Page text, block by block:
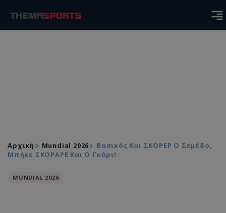
Αρχική Mundial 2026
Βασικός Και ΣΚΟΡΕΡ Ο Σεμέδο,
Μπήκε ΣΚΟΡΑΡΕ Και Ο Γκάρι!
MUNDIAL 2026